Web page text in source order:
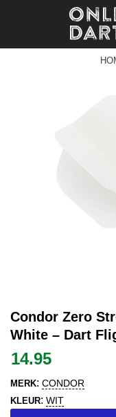
Condor Zero
White – Dart
14.95
MERK: CONDOR
KLEUR: WIT